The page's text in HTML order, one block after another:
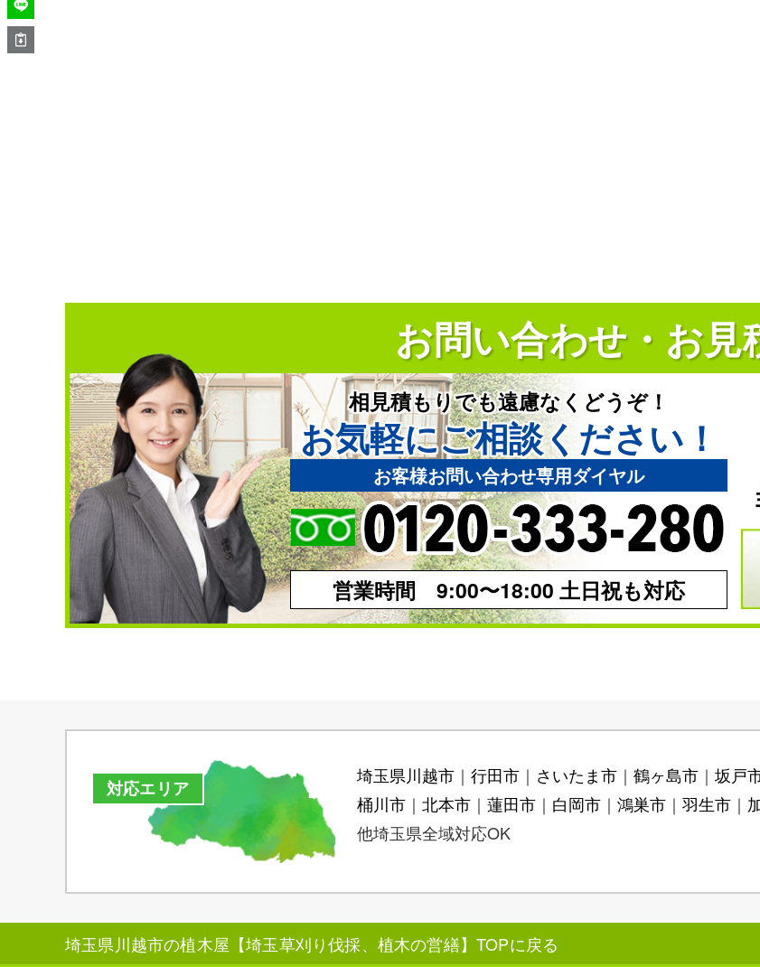
お問い合わせ・お見
相見積もりでも遠慮なくどうぞ！
お気軽にご相談ください！
お客様お問い合わせ専用ダイヤル
営業時間 9:00〜18:00 土日祝も対応
対応エリア
埼玉県川越市 行田市 さいたま市 鶴ヶ島市 坂戸
桶川市
北本市 蓮田市 白岡市 鴻巣市 羽生市
他埼玉県全域対応OK
埼玉県川越市の植木屋【埼玉草刈り伐採、植木の営繕】TOPに戻る